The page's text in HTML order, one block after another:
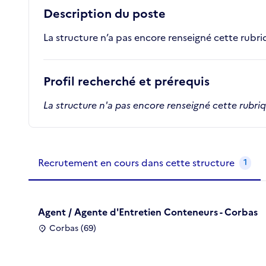
Description du poste
La structure n’a pas encore renseigné cette
Profil recherché et prérequis
La structure n'a pas encore renseigné cette
Recrutements de la structure
Recrutement en cours dans cette structure 1
Agent / Agente d'Entretien Conteneurs - Corbas
Corbas (69)